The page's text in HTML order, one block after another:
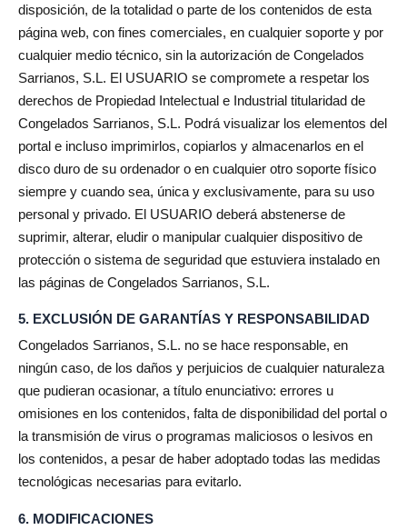
disposición, de la totalidad o parte de los contenidos de esta
página web, con fines comerciales, en cualquier soporte y por
cualquier medio técnico, sin la autorización de Congelados
Sarrianos, S.L. El USUARIO se compromete a respetar los
derechos de Propiedad Intelectual e Industrial titularidad de
Congelados Sarrianos, S.L. Podrá visualizar los elementos del
portal e incluso imprimirlos, copiarlos y almacenarlos en el
disco duro de su ordenador o en cualquier otro soporte físico
siempre y cuando sea, única y exclusivamente, para su uso
personal y privado. El USUARIO deberá abstenerse de
suprimir, alterar, eludir o manipular cualquier dispositivo de
protección o sistema de seguridad que estuviera instalado en
las páginas de Congelados Sarrianos, S.L.
5. EXCLUSIÓN DE GARANTÍAS Y RESPONSABILIDAD
Congelados Sarrianos, S.L. no se hace responsable, en
ningún caso, de los daños y perjuicios de cualquier naturaleza
que pudieran ocasionar, a título enunciativo: errores u
omisiones en los contenidos, falta de disponibilidad del portal o
la transmisión de virus o programas maliciosos o lesivos en
los contenidos, a pesar de haber adoptado todas las medidas
tecnológicas necesarias para evitarlo.
6. MODIFICACIONES